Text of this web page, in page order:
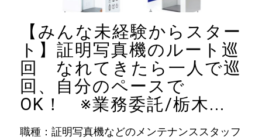
【みんな未経験からスター
ト】証明写真機のルート巡
回 なれてきたら一人で巡
回、自分のペースで
OK！ ※業務委託/栃木...
職種：証明写真機などのメンテナンススタッフ